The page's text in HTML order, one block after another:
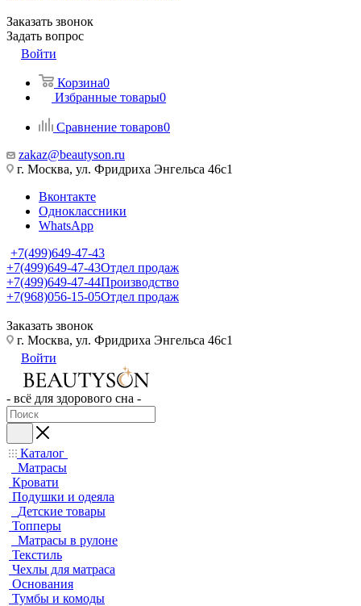
Заказать звонок
Задать вопрос
Войти
Корзина0
Избранные товары0
Сравнение товаров0
zakaz@beautyson.ru
г. Москва, ул. Фридриха Энгельса 46с1
Вконтакте
Одноклассники
WhatsApp
+7(499)649-47-43
+7(499)649-47-43Отдел продаж
+7(499)649-47-44Производство
+7(968)056-15-05Отдел продаж
Заказать звонок
г. Москва, ул. Фридриха Энгельса 46с1
Войти
- всё для здорового сна -
Каталог
Матрасы
Кровати
Подушки и одеяла
Детские товары
Топперы
Матрасы в рулоне
Текстиль
Чехлы для матраса
Основания
Тумбы и комоды